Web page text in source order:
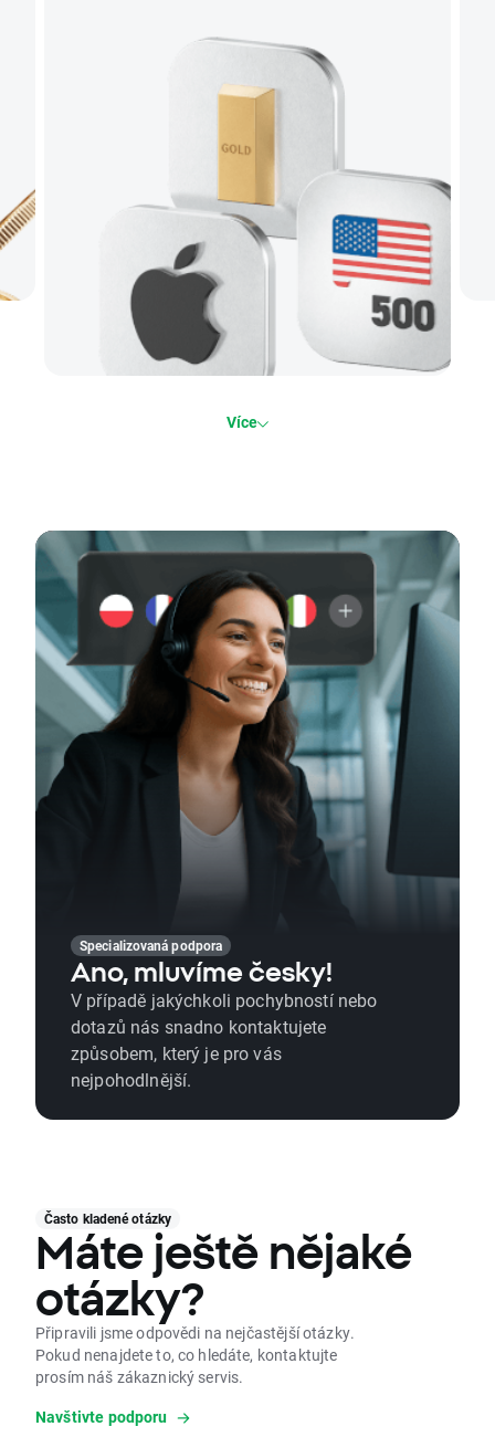
Více
Specializovaná podpora
Ano, mluvíme česky!
V případě jakýchkoli pochybností nebo
dotazů nás snadno kontaktujete
způsobem, který je pro vás
nejpohodlnější.
Často kladené otázky
Máte ještě nějaké
otázky?
Připravili jsme odpovědi na nejčastější otázky.
Pokud nenajdete to, co hledáte, kontaktujte
prosím náš zákaznický servis.
Navštivte podporu